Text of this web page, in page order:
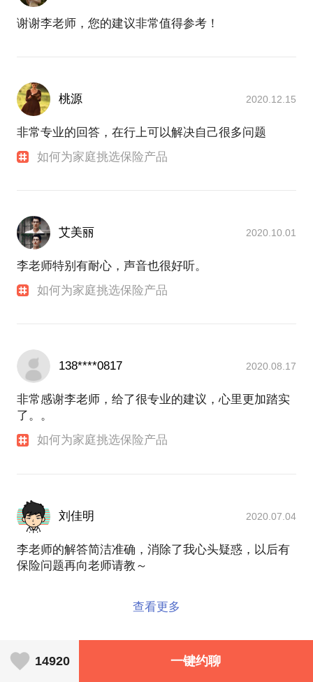
谢谢李老师，您的建议非常值得参考！
桃源 2020.12.15
非常专业的回答，在行上可以解决自己很多问题
如何为家庭挑选保险产品
艾美丽 2020.10.01
李老师特别有耐心，声音也很好听。
如何为家庭挑选保险产品
138****0817 2020.08.17
非常感谢李老师，给了很专业的建议，心里更加踏实
了。。
如何为家庭挑选保险产品
刘佳明 2020.07.04
李老师的解答简洁准确，消除了我心头疑惑，以后有
保险问题再向老师请教～
查看更多
14920 一键约聊